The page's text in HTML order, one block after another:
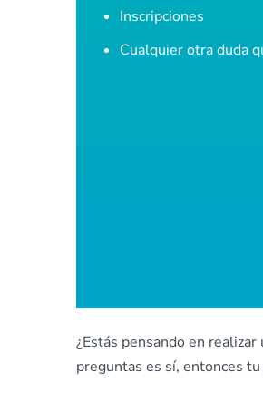
Inscripciones
Cualquier otra duda
¿Estás pensando en
preguntas es sí, entonces